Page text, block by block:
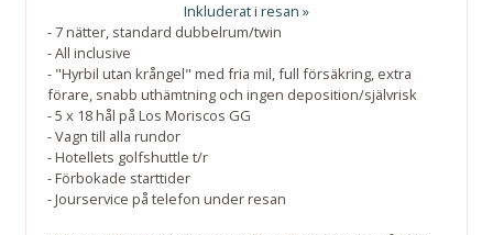
Inkluderat i resan »
- 7 nätter, standard dubbelrum/twin
- All inclusive
- "Hyrbil utan krångel" med fria mil, full försäkring, extra
förare, snabb uthämtning och ingen deposition/självrisk
- 5 x 18 hål på Los Moriscos GG
- Vagn till alla rundor
- Hotellets golfshuttle t/r
- Förbokade starttider
- Jourservice på telefon under resan